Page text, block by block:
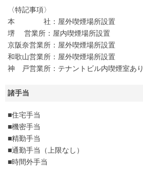
〈特記事項〉
本 社：屋外喫煙場所設置
堺 営業所：屋内喫煙場所設置
京阪奈営業所：屋外喫煙場所設置
和歌山営業所：屋外喫煙場所設置
神 戸営業所：テナントビル内喫煙室あり
諸手当
■住宅手当
■機密手当
■精勤手当
■通勤手当（上限なし）
■時間外手当